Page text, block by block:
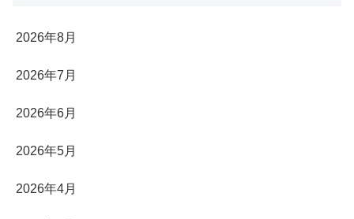
2026年8月
2026年7月
2026年6月
2026年5月
2026年4月